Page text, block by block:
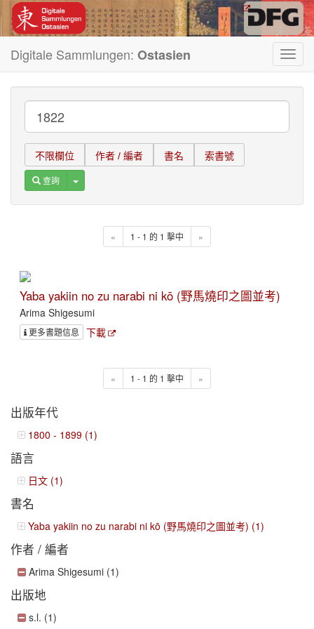
Digitale Sammlungen: Ostasien
不限欄位 作者 / 編者 書名 索書號
查詢 Toggle Dropdown
« 1 - 1 的 1 擊中 »
Yaba yakiin no zu narabi ni kō (野馬燒印之圖並考)
Arima Shigesumi
更多書題信息 下載
« 1 - 1 的 1 擊中 »
出版年代
1800 - 1899 (1)
語言
日文 (1)
書名
Yaba yakiin no zu narabi ni kō (野馬燒印之圖並考) (1)
作者 / 編者
Arima Shigesumi (1)
出版地
s.l. (1)